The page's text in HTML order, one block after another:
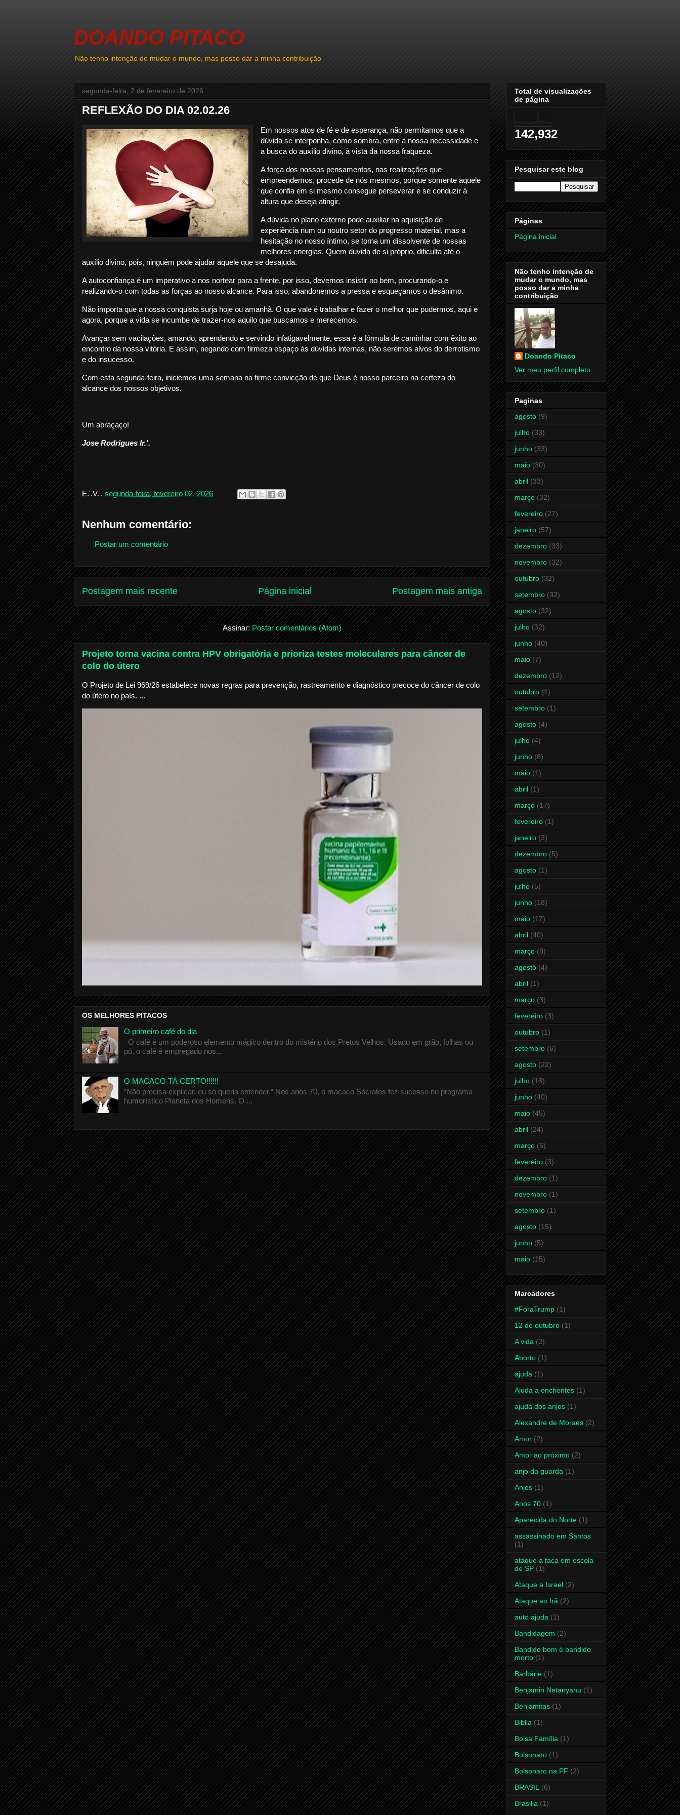
DOANDO PITACO
Não tenho intenção de mudar o mundo, mas posso dar a minha contribuição
segunda-feira, 2 de fevereiro de 2026
REFLEXÃO DO DIA 02.02.26
Em nossos atos de fé e de esperança, não permitamos que a
dúvida se interponha, como sombra, entre a nossa necessidade e
a busca do auxílio divino, à vista da nossa fraqueza.
A força dos nossos pensamentos, nas realizações que
empreendemos, procede de nós mesmos, porque somente aquele
que confia em si mesmo consegue perseverar e se conduzir à
altura que deseja atingir.
A dúvida no plano externo pode auxiliar na aquisição de
experiência num ou noutro setor do progresso material, mas a
hesitação no nosso íntimo, se torna um dissolvente de nossas
melhores energias. Quem duvida de si próprio, dificulta até o
auxílio divino, pois, ninguém pode ajudar aquele que se desajuda.
A autoconfiança é um imperativo a nos nortear para a frente, por isso, devemos insistir no bem, procurando-o e
realizando-o com todas as forças ao nosso alcance. Para isso, abandonemos a pressa e esqueçamos o desânimo.
Não importa que a nossa conquista surja hoje ou amanhã. O que vale é trabalhar e fazer o melhor que pudermos, aqui e
agora, porque a vida se incumbe de trazer-nos aquilo que buscamos e merecemos.
Avançar sem vacilações, amando, aprendendo e servindo infatigavelmente, essa é a fórmula de caminhar com êxito ao
encontro da nossa vitória. E assim, negando com firmeza espaço às dúvidas internas, não seremos alvos do derrotismo
e do insucesso.
Com esta segunda-feira, iniciemos uma semana na firme convicção de que Deus é nosso parceiro na certeza do
alcance dos nossos objetivos.
Um abraçaço!
Jose Rodrigues Ir.'.
E.'.V.'. segunda-feira, fevereiro 02, 2026
Nenhum comentário:
Postar um comentário
Postagem mais recente Postagem mais antiga
Página inicial
Assinar:Postar comentários (Atom)
Projeto torna vacina contra HPV obrigatória e prioriza testes moleculares para câncer de
colo do útero
O Projeto de Lei 969/26 estabelece novas regras para prevenção, rastreamento e diagnóstico precoce do câncer de colo
do útero no país. ...
OS MELHORES PITACOS
O primeiro café do dia
O café é um poderoso elemento mágico dentro do mistério dos Pretos Velhos. Usado em grão, folhas ou
pó, o café é empregado nos...
O MACACO TÁ CERTO!!!!!!
“Não precisa explicar, eu só queria entender.” Nos anos 70, o macaco Sócrates fez sucesso no programa
humorístico Planeta dos Homens. O ...
Total de visualizações
de página
142,932
Pesquisar este blog
Páginas
Página inicial
Não tenho intenção de
mudar o mundo, mas
posso dar a minha
contribuição
Doando Pitaco
Ver meu perfil completo
Paginas
agosto (9)
julho (33)
junho (33)
maio (30)
abril (33)
março (32)
fevereiro (27)
janeiro (57)
dezembro (33)
novembro (32)
outubro (32)
setembro (32)
agosto (32)
julho (32)
junho (40)
maio (7)
dezembro (12)
outubro (1)
setembro (1)
agosto (4)
julho (4)
junho (8)
maio (1)
abril (1)
março (17)
fevereiro (1)
janeiro (3)
dezembro (5)
agosto (1)
julho (5)
junho (18)
maio (17)
abril (40)
março (8)
agosto (4)
abril (1)
março (3)
fevereiro (3)
outubro (1)
setembro (6)
agosto (22)
julho (18)
junho (40)
maio (45)
abril (24)
março (5)
fevereiro (3)
dezembro (1)
novembro (1)
setembro (1)
agosto (15)
junho (5)
maio (15)
Marcadores
#ForaTrump (1)
12 de outubro (1)
A vida (2)
Aborto (1)
ajuda (1)
Ajuda a enchentes (1)
ajuda dos anjos (1)
Alexandre de Moraes (2)
Amor (2)
Amor ao próximo (2)
anjo da guarda (1)
Anjos (1)
Anos 70 (1)
Aparecida do Norte (1)
assassinado em Santos
(1)
ataque a faca em escola
de SP (1)
Ataque a Israel (2)
Ataque ao Irã (2)
auto ajuda (1)
Bandidagem (2)
Bandido bom é bandido
morto (1)
Barbárie (1)
Benjamin Netanyahu (1)
Benjamitas (1)
Biblia (1)
Bolsa Família (1)
Bolsonaro (1)
Bolsonaro na PF (2)
BRASIL (6)
Brasilia (1)